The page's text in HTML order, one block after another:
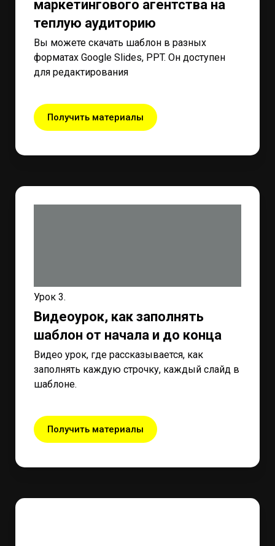
маркетингового агентства на
теплую аудиторию
Вы можете скачать шаблон в разных
форматах Google Slides, PPT. Он доступен
для редактирования
Получить материалы
Урок 3.
Видеоурок, как заполнять
шаблон от начала и до конца
Видео урок, где рассказывается, как
заполнять каждую строчку, каждый слайд в
шаблоне.
Получить материалы